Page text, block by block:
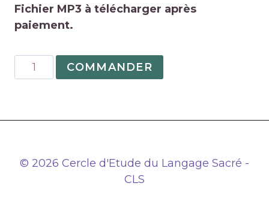
Fichier MP3 à télécharger après
paiement.
quantité
de
sciences
COMMANDER
© 2026 Cercle d'Etude du Langage Sacré -
CLS